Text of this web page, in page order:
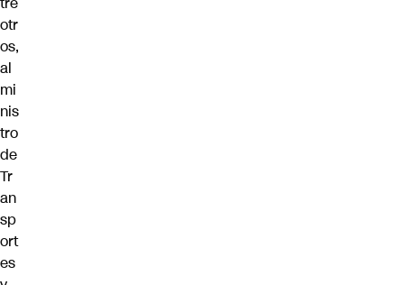
otr
os,
al
mi
nis
tro
de
Tr
an
sp
ort
es